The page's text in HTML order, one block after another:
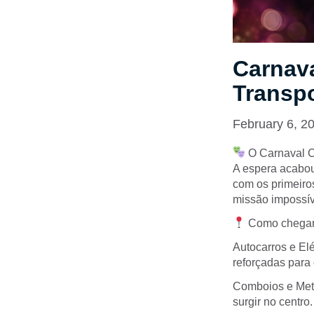
February 6,
O Carnaval
A espera
com os
missão
Como
Autocarros e
reforçadas
Comboios e
surgir no centro.